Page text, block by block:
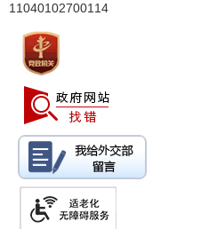
11040102700114